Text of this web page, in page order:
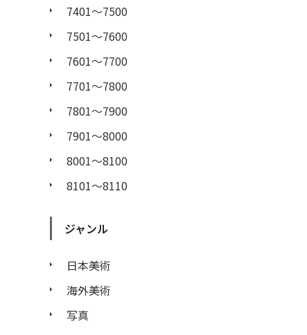
7401〜7500
7501〜7600
7601〜7700
7701〜7800
7801〜7900
7901〜8000
8001〜8100
8101〜8110
ジャンル
日本美術
海外美術
写真